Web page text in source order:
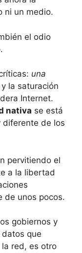
ni un medio.
el odio
una
y la saturación
Internet.
nativa se está
diferente de los
pervitiendo el
a la libertad
de unos pocos.
gobiernos y
que
red, es otro